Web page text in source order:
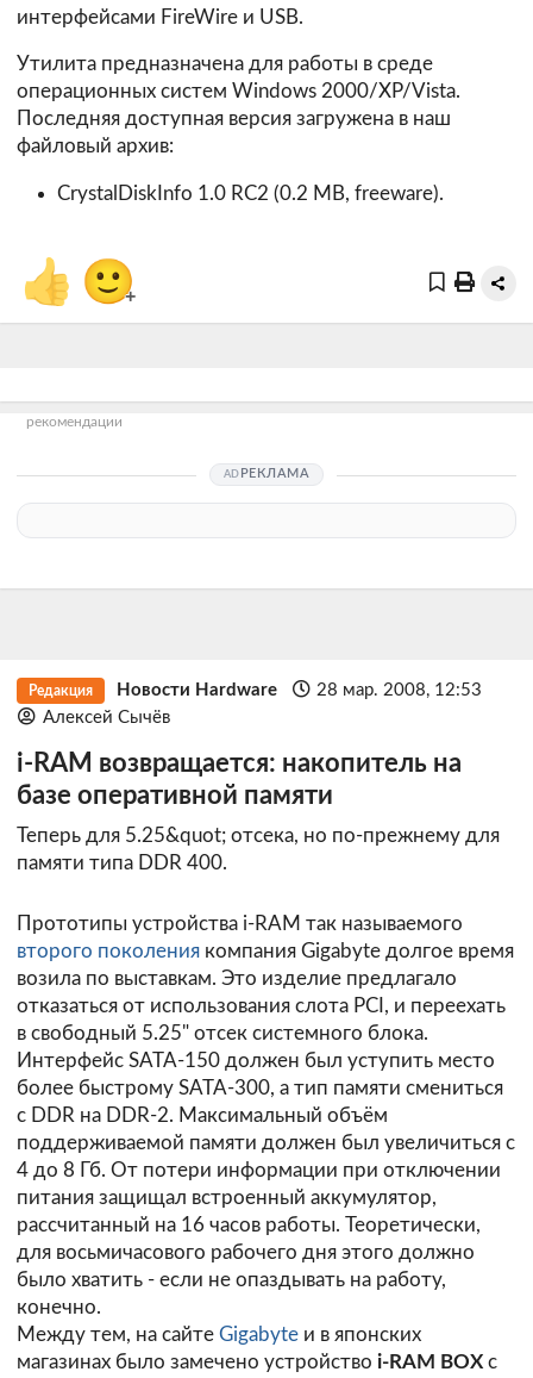
интерфейсами FireWire и USB.
Утилита предназначена для работы в среде
операционных систем Windows 2000/XP/Vista.
Последняя доступная версия загружена в наш
файловый архив:
CrystalDiskInfo 1.0 RC2 (0.2 MB, freeware).
👍 🙂+
рекомендации
РЕКЛАМА
Редакция Новости Hardware
28 мар. 2008, 12:53
Алексей Сычёв
i-RAM возвращается: накопитель на
базе оперативной памяти
Теперь для 5.25&quot; отсека, но по-прежнему для
памяти типа DDR 400.
Прототипы устройства i-RAM так называемого
второго поколения компания Gigabyte долгое время
возила по выставкам. Это изделие предлагало
отказаться от использования слота PCI, и переехать
в свободный 5.25" отсек системного блока.
Интерфейс SATA-150 должен был уступить место
более быстрому SATA-300, а тип памяти смениться
с DDR на DDR-2. Максимальный объём
поддерживаемой памяти должен был увеличиться с
4 до 8 Гб. От потери информации при отключении
питания защищал встроенный аккумулятор,
рассчитанный на 16 часов работы. Теоретически,
для восьмичасового рабочего дня этого должно
было хватить - если не опаздывать на работу,
конечно.
Между тем, на сайте Gigabyte и в японских
магазинах было замечено устройство i-RAM BOX с